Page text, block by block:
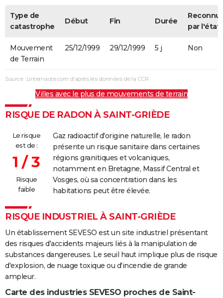
Type de
catastrophe
Début Fin Durée
par l'état
Mouvement
de Terrain
25/12/1999 29/12/1999 5 j Non
Source : Linternaute.com d'après les données de la CCR
Villes avec le plus de mouvements de terrain
RISQUE DE RADON À SAINT-GRIÈDE
Le risque
est de :
1 / 3
Risque
faible
Gaz radioactif d'origine naturelle, le radon
présente un risque sanitaire dans certaines
régions granitiques et volcaniques,
notamment en Bretagne, Massif Central et
Vosges, où sa concentration dans les
habitations peut être élevée.
RISQUE INDUSTRIEL À SAINT-GRIÈDE
Un établissement SEVESO est un site industriel présentant
des risques d'accidents majeurs liés à la manipulation de
substances dangereuses. Le seuil haut implique plus de risque
d'explosion, de nuage toxique ou d'incendie de grande
ampleur.
Carte des industries SEVESO proches de Saint-